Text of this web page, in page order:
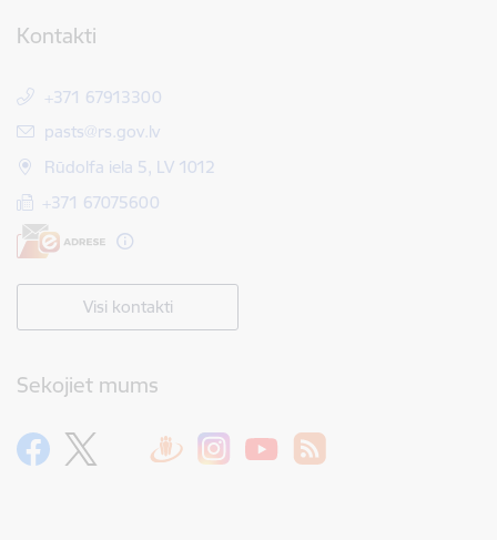
Kontakti
+371 67913300
E-pasts:
pasts@rs.gov.lv
Rūdolfa iela 5, LV 1012
+371 67075600
Visi kontakti
Sekojiet mums